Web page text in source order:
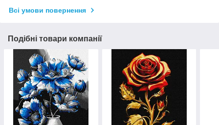
Всі умови повернення
Подібні товари компанії